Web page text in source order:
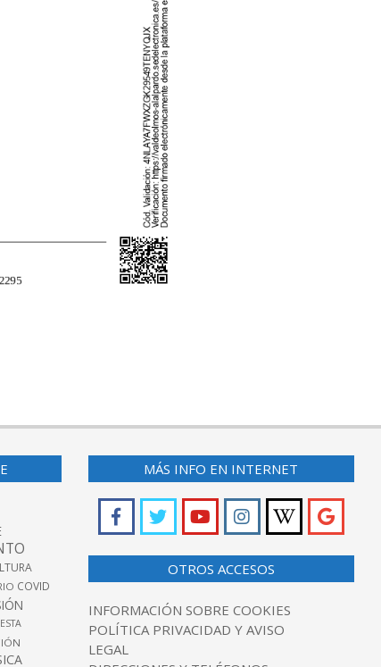
COVID
MÁS INFO EN INTERNET
OTROS ACCESOS
INFORMACIÓN SOBRE COOKIES
POLÍTICA PRIVACIDAD Y AVISO
LEGAL